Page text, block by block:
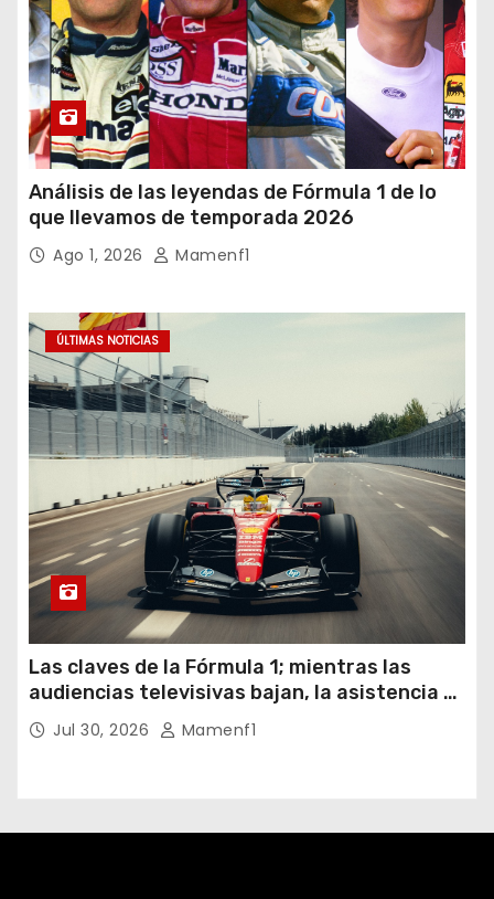
Análisis de las leyendas de Fórmula 1 de lo
que llevamos de temporada 2026
Ago 1, 2026 Mamenf1
ÚLTIMAS NOTICIAS
Las claves de la Fórmula 1; mientras las
audiencias televisivas bajan, la asistencia a
los circuitos suben y en España se nos
vienen sorpresas
Jul 30, 2026 Mamenf1